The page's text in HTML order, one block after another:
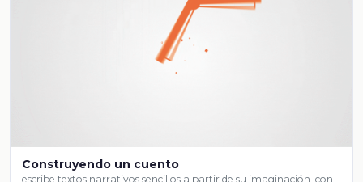
Construyendo un cuento
escribe textos narrativos sencillos a partir de su imaginación, con